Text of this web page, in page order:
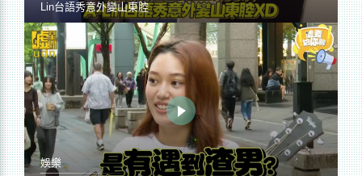
Lin台語秀意外變山東腔
娛樂